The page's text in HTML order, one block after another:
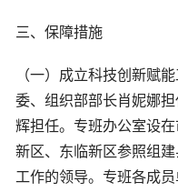
三、保障措施
（一）成立科技创新赋
委、组织部部长肖妮娜
辉担任。专班办公室设
新区、东临新区参照组
工作的领导。专班各成